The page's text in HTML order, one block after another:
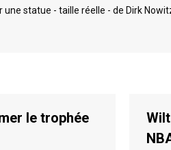
statue - taille réelle - de Dirk
le trophée